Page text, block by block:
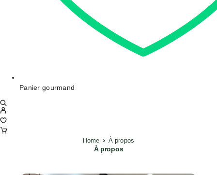
Panier gourmand
Home À propos
À propos